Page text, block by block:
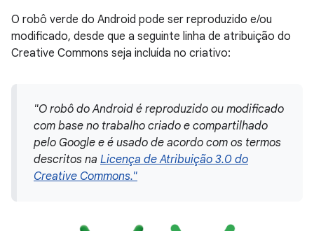
O robô verde do Android pode ser reproduzido e/ou
modificado, desde que a seguinte linha de atribuição do
Creative Commons seja incluída no criativo:
"O robô do Android é reproduzido ou modificado
com base no trabalho criado e compartilhado
pelo Google e é usado de acordo com os termos
descritos na Licença de Atribuição 3.0 do
Creative Commons."